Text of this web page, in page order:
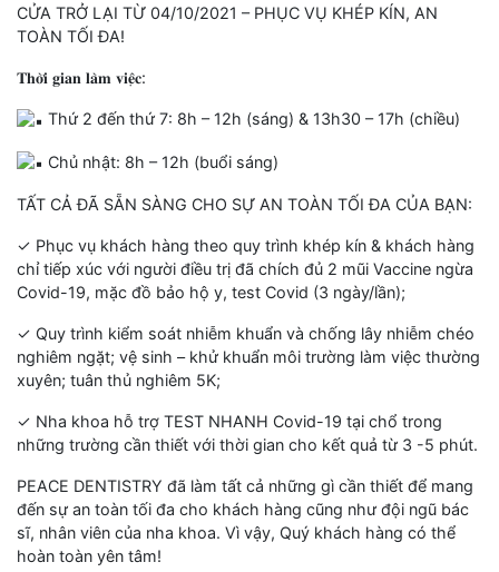
CỬA TRỞ LẠI TỪ 04/10/2021 – PHỤC VỤ KHÉP KÍN, AN
TOÀN TỐI ĐA!
𝐓𝐡𝐨̛̀𝐢 𝐠𝐢𝐚𝐧 𝐥𝐚̀𝐦 𝐯𝐢𝐞̣̂𝐜:
Thứ 2 đến thứ 7: 8h – 12h (sáng) & 13h30 – 17h (chiều)
Chủ nhật: 8h – 12h (buổi sáng)
TẤT CẢ ĐÃ SẴN SÀNG CHO SỰ AN TOÀN TỐI ĐA CỦA BẠN:
✓ Phục vụ khách hàng theo quy trình khép kín & khách hàng
chỉ tiếp xúc với người điều trị đã chích đủ 2 mũi Vaccine ngừa
Covid-19, mặc đồ bảo hộ y, test Covid (3 ngày/lần);
✓ Quy trình kiểm soát nhiễm khuẩn và chống lây nhiễm chéo
nghiêm ngặt; vệ sinh – khử khuẩn môi trường làm việc thường
xuyên; tuân thủ nghiêm 5K;
✓ Nha khoa hỗ trợ TEST NHANH Covid-19 tại chổ trong
những trường cần thiết với thời gian cho kết quả từ 3 -5 phút.
PEACE DENTISTRY đã làm tất cả những gì cần thiết để mang
đến sự an toàn tối đa cho khách hàng cũng như đội ngũ bác
sĩ, nhân viên của nha khoa. Vì vậy, Quý khách hàng có thể
hoàn toàn yên tâm!